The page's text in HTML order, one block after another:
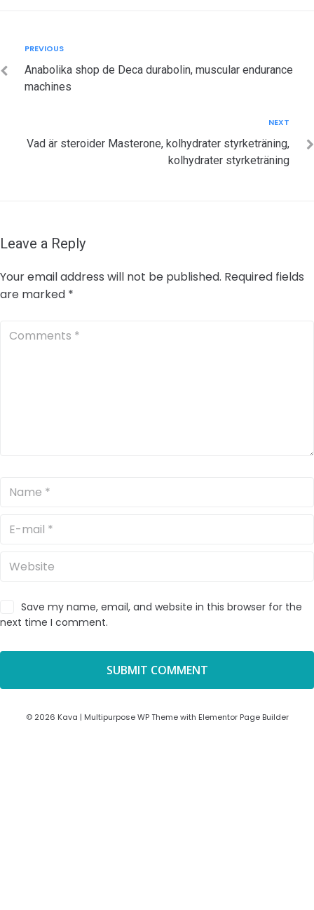
navigation
Previous
PREVIOUS
Anabolika shop de Deca durabolin, muscular endurance
machines
NEXT
Vad är steroider Masterone, kolhydrater styrketräning,
kolhydrater styrketräning
Leave a Reply
Your email address will not be published. Required fields
are marked *
Save my name, email, and website in this browser for the
next time I comment.
© 2026 Kava | Multipurpose WP Theme with Elementor Page Builder